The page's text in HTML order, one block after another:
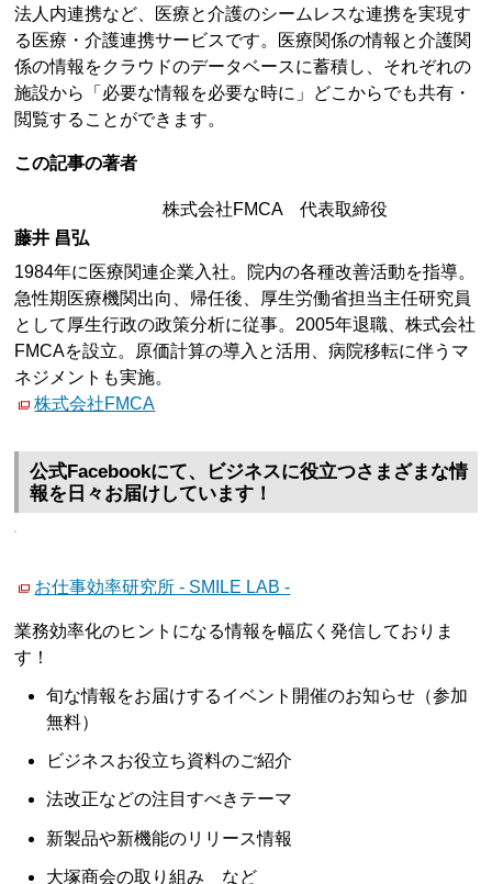
法人内連携など、医療と介護のシームレスな連携を実現す
る医療・介護連携サービスです。医療関係の情報と介護関
係の情報をクラウドのデータベースに蓄積し、それぞれの
施設から「必要な情報を必要な時に」どこからでも共有・
閲覧することができます。
この記事の著者
株式会社FMCA 代表取締役
藤井 昌弘
1984年に医療関連企業入社。院内の各種改善活動を指導。
急性期医療機関出向、帰任後、厚生労働省担当主任研究員
として厚生行政の政策分析に従事。2005年退職、株式会社
FMCAを設立。原価計算の導入と活用、病院移転に伴うマ
ネジメントも実施。
株式会社FMCA
公式Facebookにて、ビジネスに役立つさまざまな情
報を日々お届けしています！
お仕事効率研究所 - SMILE LAB -
業務効率化のヒントになる情報を幅広く発信しておりま
す！
旬な情報をお届けするイベント開催のお知らせ（参加
無料）
ビジネスお役立ち資料のご紹介
法改正などの注目すべきテーマ
新製品や新機能のリリース情報
大塚商会の取り組み など